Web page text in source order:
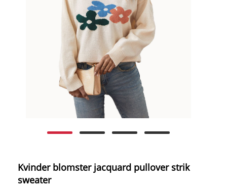
Kvinder blomster jacquard pullover strik
sweater